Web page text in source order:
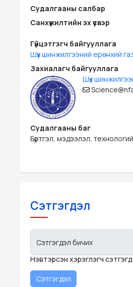
Судалгааны салбар
Санхүүжилтийн эх үүсвэр
Гүйцэтгэгч байгууллага
Шүүх шинжилгээний ерөнхий
Захиалагч байгууллага
Шүүх
Судалгааны баг
Бүртгэл, мэдээлэл,
Сэтгэгдэл
Сэтгэгдэл бичих
Нэвтэрсэн хэрэглэгч